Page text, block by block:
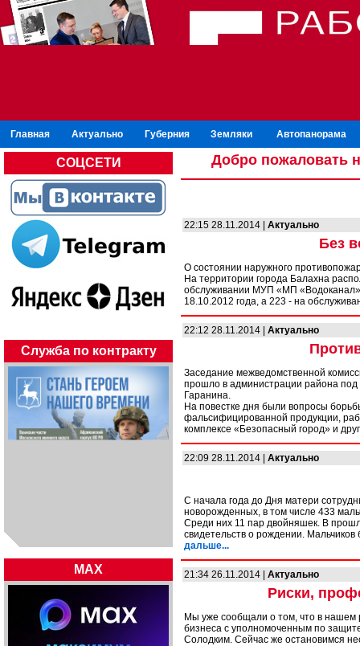
Главная Актуально Губерния Земляки Автопанорама
СОЦСЕТИ
Служба по контракту
MAX
Добро пожаловать
22:15 28.11.2014 | Актуально
Без
О состоянии наружного
На территории города Балахна
обслуживании МУП «МП «Водоканал»
18.10.2012 года, а 223 - на
22:12 28.11.2014 | Актуально
Заседание межведомственной
прошло в администрации района
Гаранина.
На повестке дня были вопросы
фальсифицированной продукции,
комплексе «Безопасный город» и
22:09 28.11.2014 | Актуально
С начала года до Дня матери
новорожденных, в том числе 433
Среди них 11 пар двойняшек. В
свидетельств о рождении.
дальше...
21:34 26.11.2014 | Актуально
Риски,
Мы уже сообщали о том, что в нашем
бизнеса с уполномоченным по
Солодким. Сейчас же остановимся